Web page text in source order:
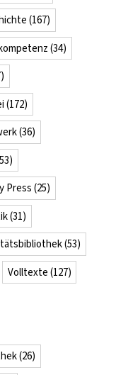
(167)
(34)
(172)
(36)
Press(25)
(31)
(53)
Volltexte (127)
(26)